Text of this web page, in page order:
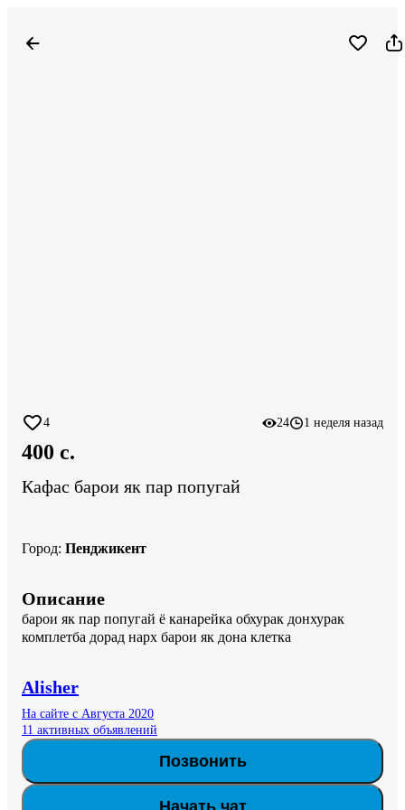
4 24 1 неделя назад
400 c.
Кафас барои як пар попугай
Город: Пенджикент
Описание
барои як пар попугай ё канарейка обхурак донхурак
комплетба дорад нарх барои як дона клетка
Alisher
На сайте с Августа 2020
11 активных объявлений
Позвонить
Начать чат